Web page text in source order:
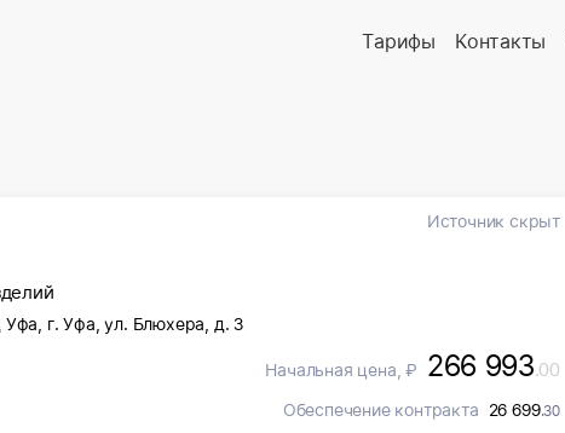
Тарифы Контакты
Источник скрыт
Уфа, г. Уфа, ул. Блюхера, д. 3
Начальная цена, ₽ 266 993.00
Обеспечение контракта 26 699.30